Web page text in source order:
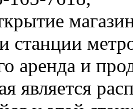
станции
аренда и
является